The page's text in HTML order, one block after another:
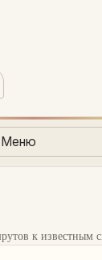
Меню
к известным